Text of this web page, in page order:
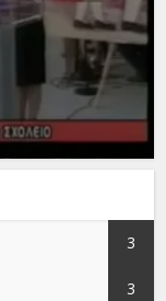
3
3